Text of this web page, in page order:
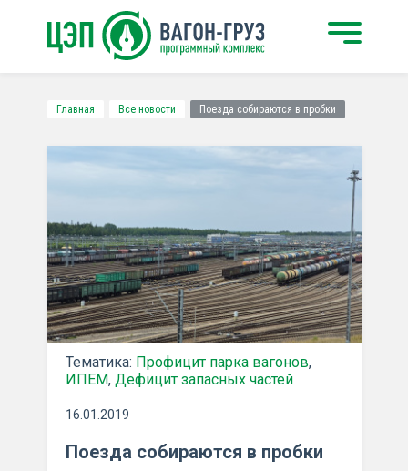
Главная Все новости Поезда собираются в пробки
Тематика: Профицит парка вагонов,
ИПЕМ, Дефицит запасных частей
16.01.2019
Поезда собираются в пробки